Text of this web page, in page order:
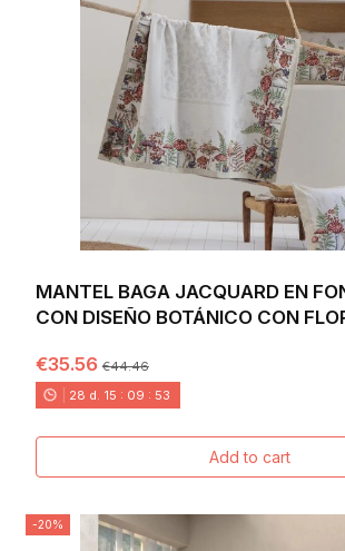
MANTEL BAGA JACQUARD EN
CON DISEÑO BOTÁNICO CON
€35.56€44.46
28 d. 15 : 09 : 52
Add to cart
-20%